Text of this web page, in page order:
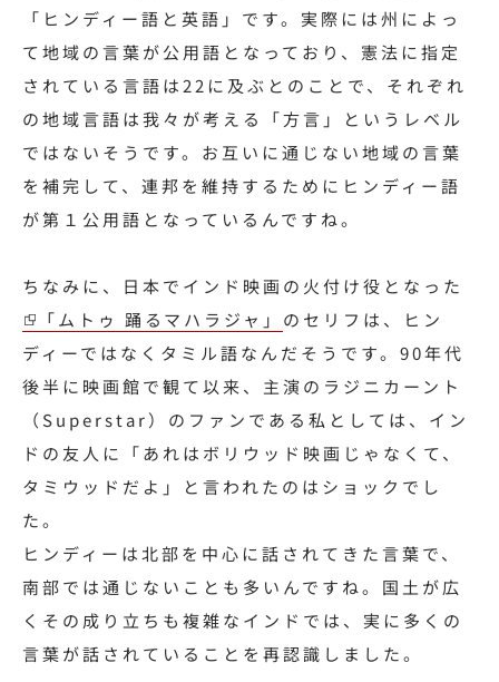
「ヒンディー語と英語」です。実際には州によっ
て地域の言葉が公用語となっており、憲法に指定
されている言語は22に及ぶとのことで、それぞれ
の地域言語は我々が考える「方言」というレベル
ではないそうです。お互いに通じない地域の言葉
を補完して、連邦を維持するためにヒンディー語
が第１公用語となっているんですね。
ちなみに、日本でインド映画の火付け役となった
「ムトゥ 踊るマハラジャ」 のセリフは、ヒン
ディーではなくタミル語なんだそうです。90年代
後半に映画館で観て以来、主演のラジニカーント
（Superstar）のファンである私としては、イン
ドの友人に「あれはボリウッド映画じゃなくて、
タミウッドだよ」と言われたのはショックでし
た。
ヒンディーは北部を中心に話されてきた言葉で、
南部では通じないことも多いんですね。国土が広
くその成り立ちも複雑なインドでは、実に多くの
言葉が話されていることを再認識しました。